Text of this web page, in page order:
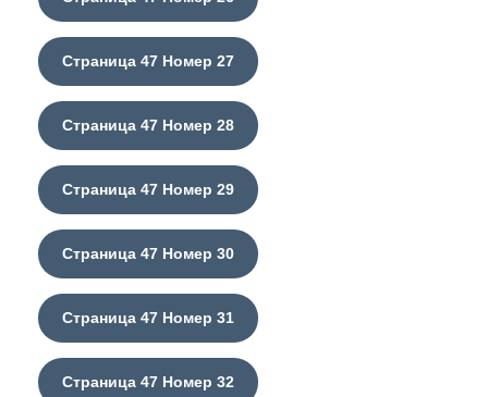
Страница 47 Номер 27
Страница 47 Номер 28
Страница 47 Номер 29
Страница 47 Номер 30
Страница 47 Номер 31
Страница 47 Номер 32